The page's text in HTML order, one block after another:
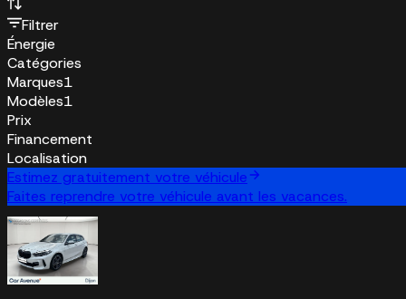
Filtrer
Énergie
Catégories
Marques1
Modèles1
Prix
Financement
Localisation
Estimez gratuitement votre véhicule
Faites reprendre votre véhicule avant les vacances.